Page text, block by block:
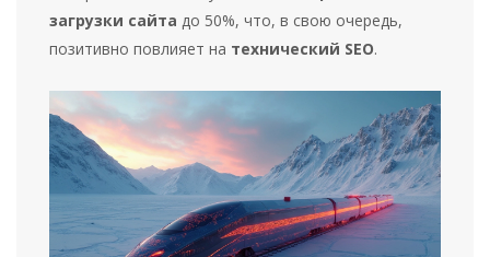
загрузки сайта до 50%, что, в свою очередь,
позитивно повлияет на технический SEO.